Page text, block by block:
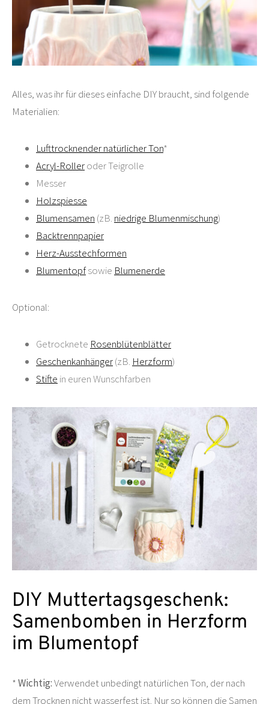
Alles, was ihr für dieses einfache DIY braucht, sind folgende
Materialien:
Lufttrocknender natürlicher Ton*
Acryl-Rolleroder Teigrolle
Messer
Holzspiesse
Blumensamen (zB. niedrige Blumenmischung)
Backtrennpapier
Herz-Ausstechformen
Blumentopfsowie Blumenerde
Optional:
Getrocknete Rosenblütenblätter
Geschenkanhänger(zB. Herzform)
Stifte in euren Wunschfarben
DIY Muttertagsgeschenk:
Samenbomben in Herzform
im Blumentopf
*Wichtig:Verwendet unbedingt natürlichen Ton, der nach
dem Trocknen nicht wasserfest ist. Nur so können die Samen